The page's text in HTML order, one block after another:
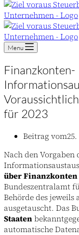
Menu
Finanzkonten-
für 2023
Beitrag vom
Nach den Vorgaben
über
Bundeszentralamt
Behörde des jeweils
ausgetauscht. Das
Staaten
automatische